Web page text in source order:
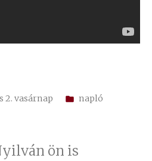
2. vasárnap Kategória:
napló
ön is